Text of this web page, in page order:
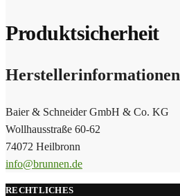
Produktsicherheit
Herstellerinformationen
Baier & Schneider GmbH & Co. KG
Wollhausstraße 60-62
74072 Heilbronn
info@brunnen.de
RECHTLICHES